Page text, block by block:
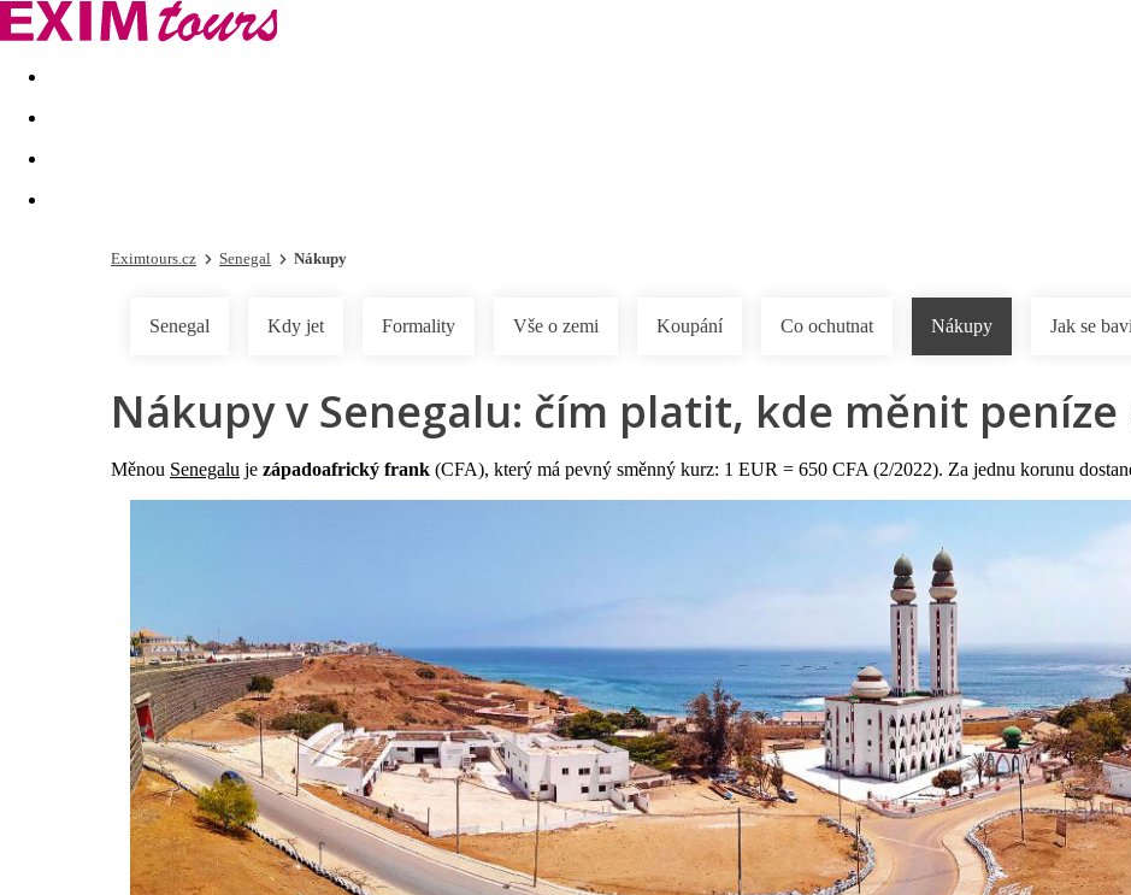
Akční nabídky Last minute
Eximtours.cz Senegal Nákupy
Senegal Kdy jet Formality Vše o zemi Koupání Co ochutnat Nákupy Jak se
Nákupy v Senegalu: čím platit, kde měnit
Měnou Senegalu je západoafrický frank (CFA), který má pevný směnný kurz: 1 EUR = 650 CFA (2/2022). Za jednu korunu